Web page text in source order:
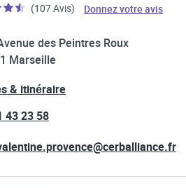
(107 Avis)
New Tab Donnez votre avisLink
des Peintres Roux
Marseille
in New Tab
& itinéraireLink Opens in New Tab
43 23 58